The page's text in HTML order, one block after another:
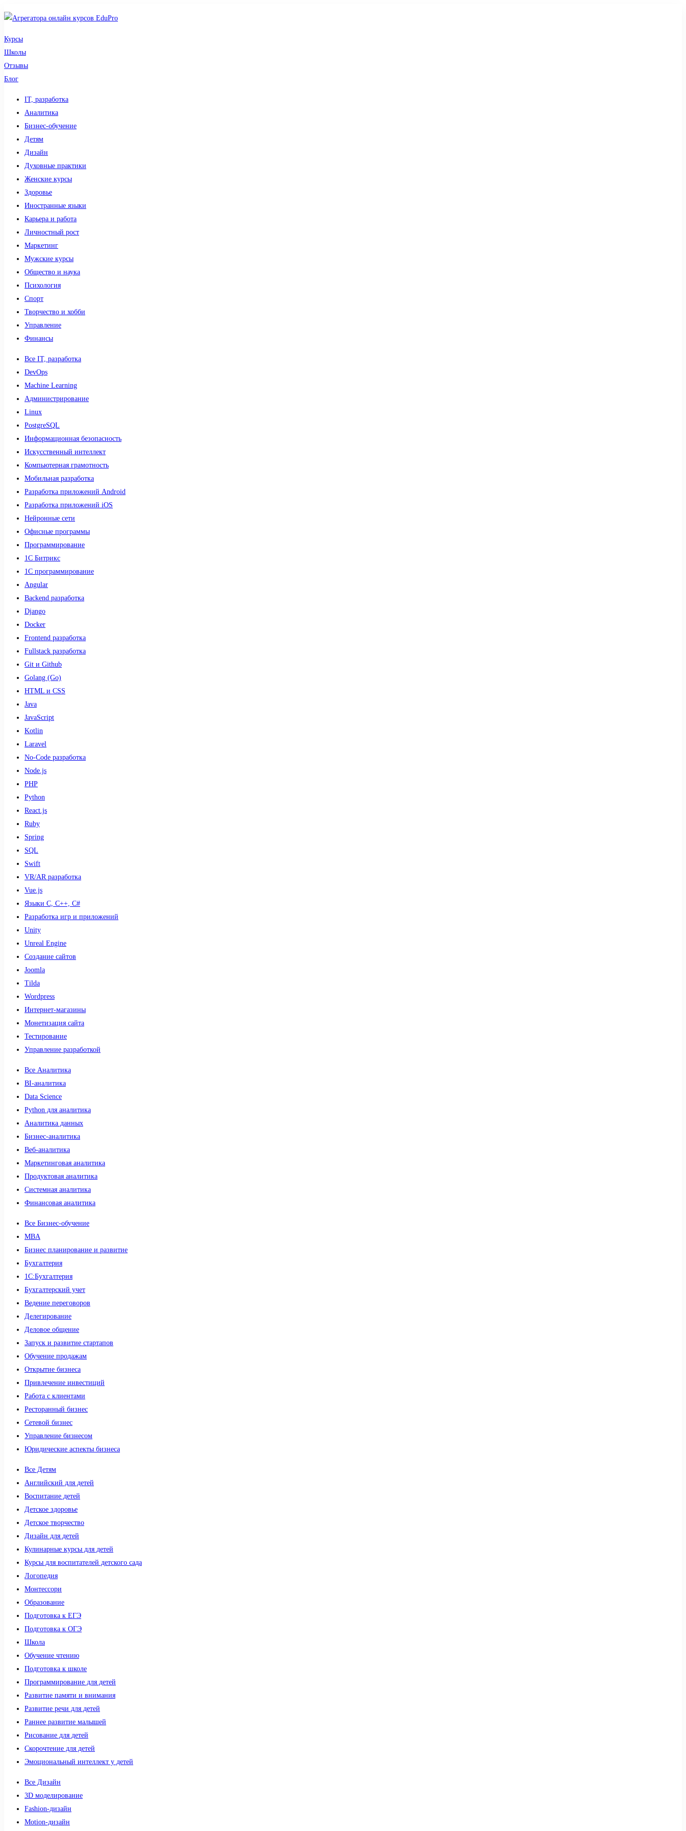
Курсы
Школы
Отзывы
Блог
IT, разработка
Аналитика
Бизнес-обучение
Детям
Дизайн
Духовные практики
Женские курсы
Здоровье
Иностранные языки
Карьера и работа
Личностный рост
Маркетинг
Мужские курсы
Общество и наука
Психология
Спорт
Творчество и хобби
Управление
Финансы
Все IT, разработка
DevOps
Machine Learning
Администрирование
Linux
PostgreSQL
Информационная безопасность
Искусственный интеллект
Компьютерная грамотность
Мобильная разработка
Разработка приложений Android
Разработка приложений iOS
Нейронные сети
Офисные программы
Программирование
1С Битрикс
1С программирование
Angular
Backend разработка
Django
Docker
Frontend разработка
Fullstack разработка
Git и Github
Golang (Go)
HTML и CSS
Java
JavaScript
Kotlin
Laravel
No-Code разработка
Node.js
PHP
Python
React.js
Ruby
Spring
SQL
Swift
VR/AR разработка
Vue.js
Языки С, С++, С#
Разработка игр и приложений
Unity
Unreal Engine
Создание сайтов
Joomla
Tilda
Wordpress
Интернет-магазины
Монетизация сайта
Тестирование
Управление разработкой
Все Аналитика
BI-аналитика
Data Science
Python для аналитика
Аналитика данных
Бизнес-аналитика
Веб-аналитика
Маркетинговая аналитика
Продуктовая аналитика
Системная аналитика
Финансовая аналитика
Все Бизнес-обучение
MBA
Бизнес планирование и развитие
Бухгалтерия
1C:Бухгалтерия
Бухгалтерский учет
Ведение переговоров
Делегирование
Деловое общение
Запуск и развитие стартапов
Обучение продажам
Открытие бизнеса
Привлечение инвестиций
Работа с клиентами
Ресторанный бизнес
Сетевой бизнес
Управление бизнесом
Юридические аспекты бизнеса
Все Детям
Английский для детей
Воспитание детей
Детское здоровье
Детское творчество
Дизайн для детей
Кулинарные курсы для детей
Курсы для воспитателей детского сада
Логопедия
Монтессори
Образование
Подготовка к ЕГЭ
Подготовка к ОГЭ
Школа
Обучение чтению
Подготовка к школе
Программирование для детей
Развитие памяти и внимания
Развитие речи для детей
Раннее развитие малышей
Рисование для детей
Скорочтение для детей
Эмоциональный интеллект у детей
Все Дизайн
3D моделирование
Fashion-дизайн
Motion-дизайн